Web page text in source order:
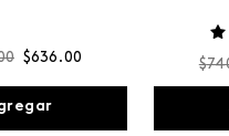
$636 .00 $